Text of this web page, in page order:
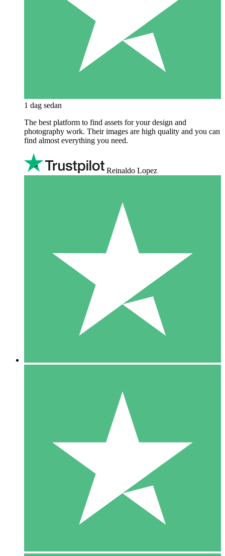
1 dag sedan
The best platform to find assets for your design and
photography work. Their images are high quality and you can
find almost everything you need.
Reinaldo Lopez